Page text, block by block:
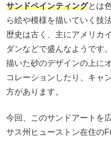
サンドペインティングとは
ら絵や模様を描いていく技
歴史は古く、主にアメリカ
ダンなどで盛んなようです。
描いた砂のデザインの上に
コレーションしたり、キャ
方があります。
今回、このサンドアートを
サス州ヒューストン在住の